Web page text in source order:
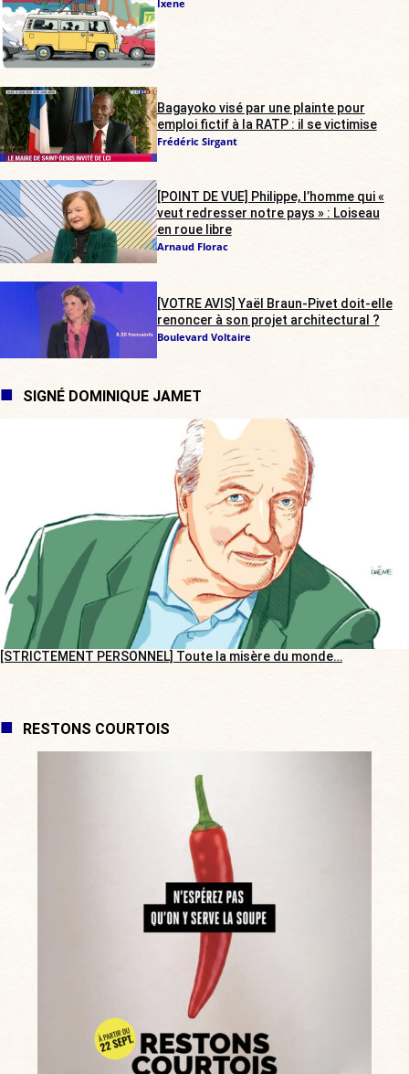
Ixene
Bagayoko visé par une plainte pour
emploi fictif à la RATP : il se victimise
Frédéric Sirgant
[POINT DE VUE] Philippe, l’homme qui «
veut redresser notre pays » : Loiseau
en roue libre
Arnaud Florac
[VOTRE AVIS] Yaël Braun-Pivet doit-elle
renoncer à son projet architectural ?
Boulevard Voltaire
SIGNÉ DOMINIQUE JAMET
[STRICTEMENT PERSONNEL] Toute la misère du monde…
RESTONS COURTOIS